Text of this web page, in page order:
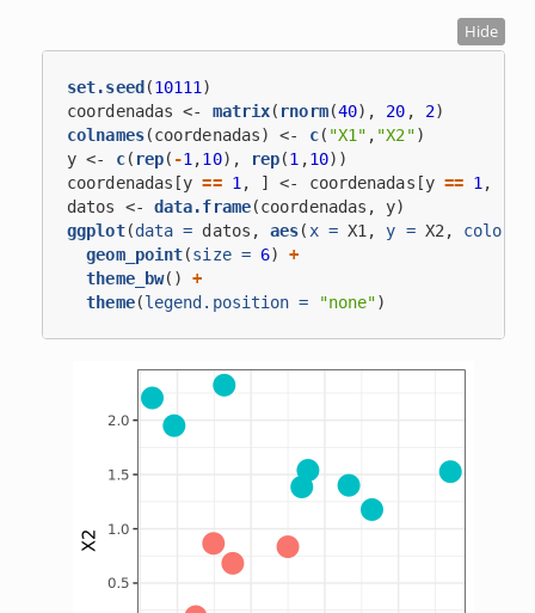
Hide
set.seed (10111)
coordenadas <-
matrix( rnorm(40), 20 , 2)
colnames(coordenadas) <- c( "X1" , "X2")
y <-
c( rep( -1,10), rep(1 ,10))
coordenadas[y == 1, ] <- coordenadas[y == 1, ]
datos <-
data.frame(coordenadas, y)
ggplot(data = datos, aes(x = X1, y = X2, color =
geom_point(size = 6) +
theme_bw() +
theme(legend.position = "none")